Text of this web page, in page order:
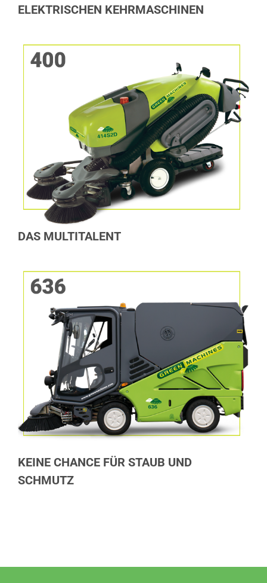
ELEKTRISCHEN KEHRMASCHINEN
DAS MULTITALENT
KEINE CHANCE FÜR STAUB UND
SCHMUTZ